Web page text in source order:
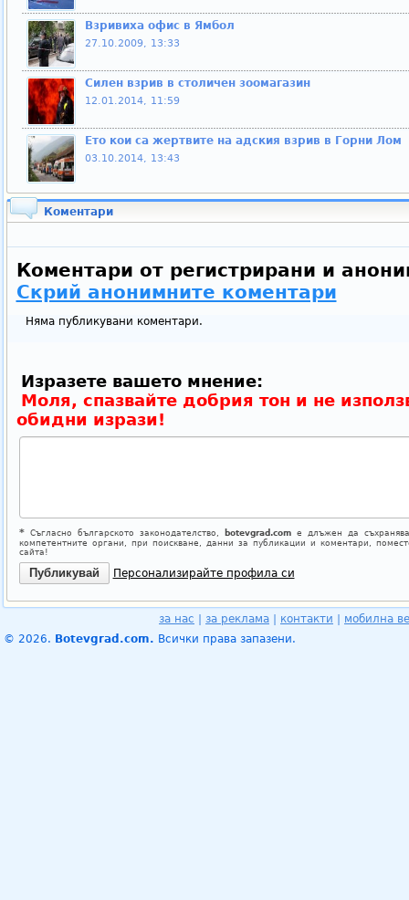
Взривиха офис в Ямбол
27.10.2009, 13:33
Силен взрив в столичен зоомагазин
12.01.2014, 11:59
Ето кои са жертвите на адския взрив в Горни Лом
03.10.2014, 13:43
Коментари
Коментари от регистрирани и
Скрий анонимните коментари
Няма публикувани коментари.
Изразете вашето мнение:
Моля, спазвайте добрия тон и не
обидни изрази!
*Съгласно българското законодателство, botevgrad.comе длъжен да
компетентните органи, при поискване, данни за публикации и коментари,
сайта!
Персонализирайте профила си
за нас за реклама контакти
мобилна
© 2026. Botevgrad.com. Всички права запазени.